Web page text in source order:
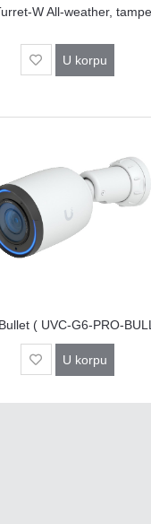
W All-weather,
U korpu
( UVC-G6-PRO-
U korpu